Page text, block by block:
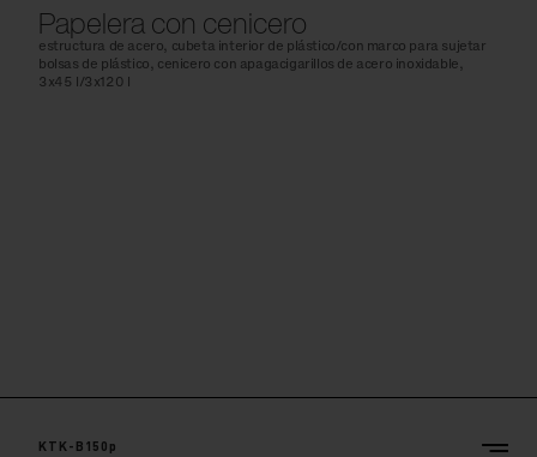
Papelera con cenicero
estructura de acero, cubeta interior de plástico/con marco para sujetar
bolsas de plástico, cenicero con apagacigarillos de acero inoxidable,
3x45 l/3x120 l
KTK-B150p